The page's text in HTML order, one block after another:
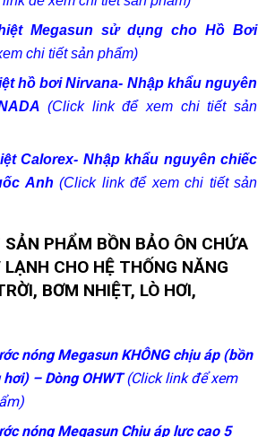
Megasun sử dụng cho Hồ Bơi
chi tiết sản phẩm)
hồ bơi Nirvana- Nhập khẩu nguyên
(Click link để xem chi tiết sản
Calorex- Nhập khẩu nguyên chiếc
Anh (Click link để xem chi tiết sản
PHẨM BỒN BẢO ÔN CHỨA
CHO HỆ THỐNG NĂNG
BƠM NHIỆT, LÒ HƠI,
nóng Megasun KHÔNG chịu áp (bồn
– Dòng OHWT(Click link để xem
nóng Megasun Chịu áp lực cao 5